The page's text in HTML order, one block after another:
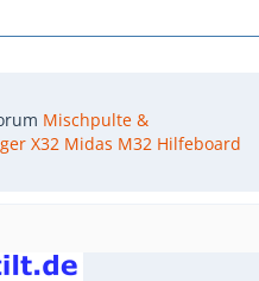
Mischpulte &
X32 Midas M32 Hilfeboard